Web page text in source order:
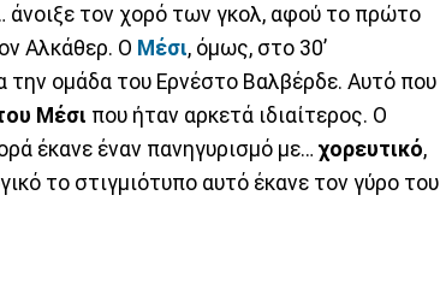
τον χορό των γκολ, αφού το πρώτο
Αλκάθερ. Ο Μέσι, όμως, στο 30’
την ομάδα του Ερνέστο Βαλβέρδε. Αυτό που
Μέσι που ήταν αρκετά ιδιαίτερος. Ο
έκανε έναν πανηγυρισμό με… χορευτικό,
το στιγμιότυπο αυτό έκανε τον γύρο του